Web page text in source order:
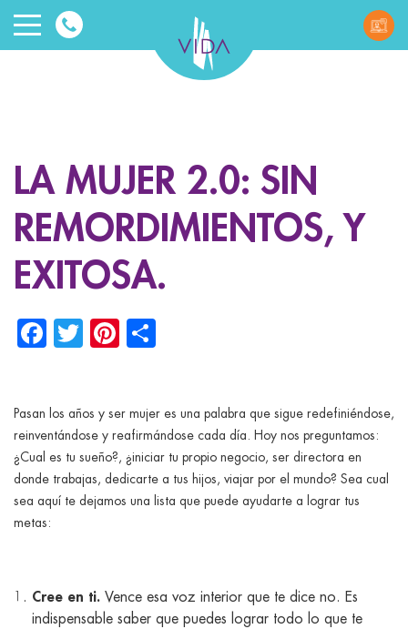
VIDA
and
Beauty
menu
menu
menu
menu
LA MUJER 2.0: SIN
REMORDIMIENTOS, Y
EXITOSA.
Facebook
TwitterPinterest
Pasan los años y ser mujer es una palabra que sigue redefiniéndose,
reinventándose y reafirmándose cada día. Hoy nos preguntamos:
¿Cual es tu sueño?, ¿iniciar tu propio negocio, ser directora en
donde trabajas, dedicarte a tus hijos, viajar por el mundo? Sea cual
sea aquí te dejamos una lista que puede ayudarte a lograr tus
metas:
Cree en ti. Vence esa voz interior que te dice no. Es
indispensable saber que puedes lograr todo lo que te